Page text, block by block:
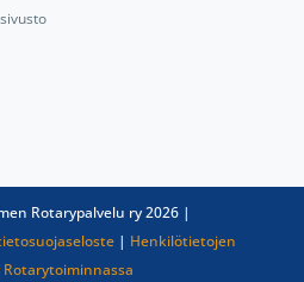
Rotarypalvelu ry 2026 |
| Henkilötietojen